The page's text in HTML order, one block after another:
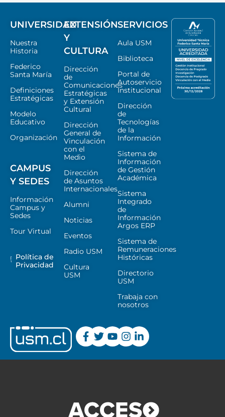
UNIVERSIDAD
Nuestra
Historia
Federico
Santa María
Definiciones
Estratégicas
Modelo
Educativo
Organización
CAMPUS
Y SEDES
Información
Campus y
Sedes
Tour Virtual
Política de
Privacidad
EXTENSIÓN
Y
CULTURA
Dirección
de
Comunicaciones
Estratégicas
y Extensión
Cultural
Dirección
General de
Vinculación
con el
Medio
Dirección
de Asuntos
Internacionales
Alumni
Noticias
Eventos
Radio USM
Cultura
USM
SERVICIOS
Aula USM
Biblioteca
Portal de
Autoservicio
Institucional
Dirección
de
Tecnologías
de la
Información
Sistema de
Información
de Gestión
Académica
Sistema
Integrado
de
Información
Argos ERP
Sistema de
Remuneraciones
Históricas
Directorio
USM
Trabaja con
nosotros